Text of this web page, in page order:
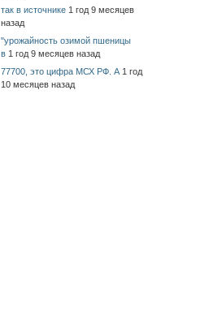
так в источнике 1 год 9 месяцев
назад
"урожайность озимой пшеницы
в 1 год 9 месяцев назад
77700, это цифра МСХ РФ. А 1 год
10 месяцев назад